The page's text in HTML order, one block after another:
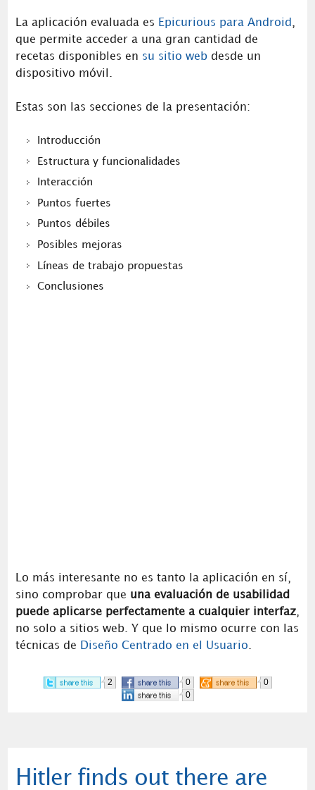
La aplicación evaluada es Epicurious para Android ,
que permite acceder a una gran cantidad de
recetas disponibles en su sitio webdesde un
dispositivo móvil.
Estas son las secciones de la presentación:
Introducción
Estructura y funcionalidades
Interacción
Puntos fuertes
Puntos débiles
Posibles mejoras
Líneas de trabajo propuestas
Conclusiones
Lo más interesante no es tanto la aplicación en sí,
sino comprobar que una evaluación de usabilidad
puede aplicarse perfectamente a cualquier interfaz,
no solo a sitios web. Y que lo mismo ocurre con las
técnicas de
Diseño Centrado en el Usuario
2 0
0
0
Hitler finds out there are